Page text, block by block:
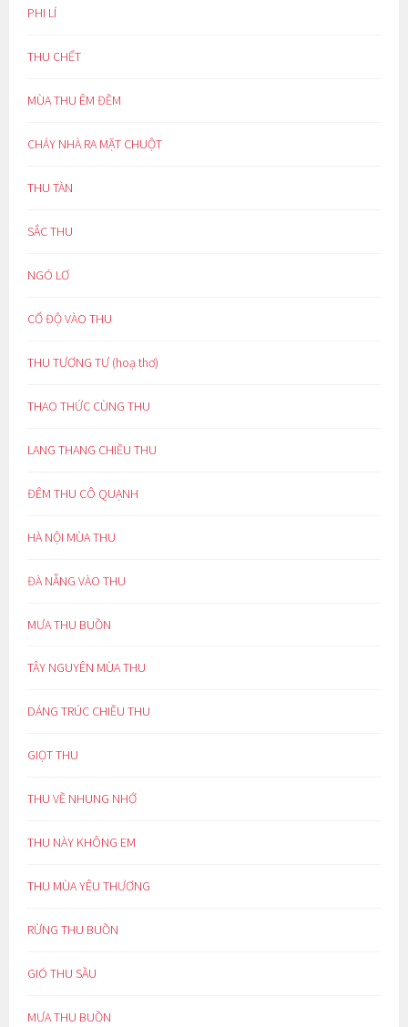
PHI LÍ
THU CHẾT
MÙA THU ÊM ĐỀM
CHÁY NHÀ RA MẶT CHUỘT
THU TÀN
SẮC THU
NGÓ LƠ
CỔ ĐỘ VÀO THU
THU TƯƠNG TƯ (hoạ thơ)
THAO THỨC CÙNG THU
LANG THANG CHIỀU THU
ĐÊM THU CÔ QUẠNH
HÀ NỘI MÙA THU
ĐÀ NẴNG VÀO THU
MƯA THU BUỒN
TÂY NGUYÊN MÙA THU
DÁNG TRÚC CHIỀU THU
GIỌT THU
THU VỀ NHUNG NHỚ
THU NÀY KHÔNG EM
THU MÙA YÊU THƯƠNG
RỪNG THU BUỒN
GIÓ THU SẦU
MƯA THU BUỒN